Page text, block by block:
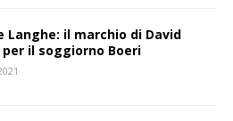
Langhe: il marchio di David
il soggiorno Boeri